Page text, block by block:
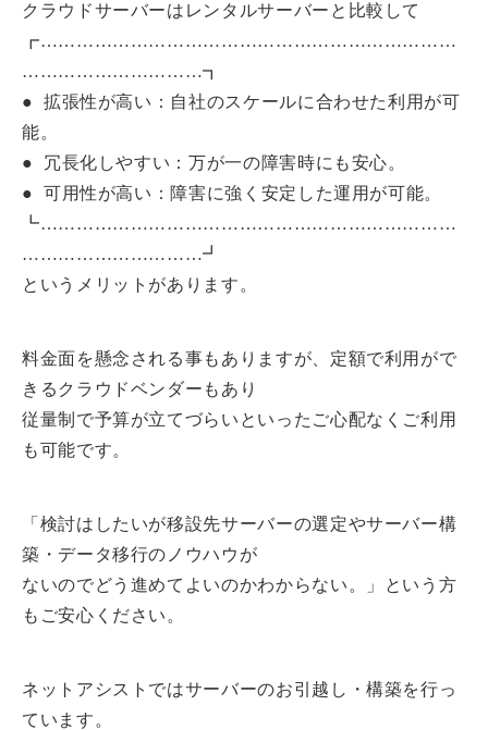
クラウドサーバーはレンタルサーバーと比較して
┏……………………………………………………………
…………………………┓
● 拡張性が高い：自社のスケールに合わせた利用が可
能。
● 冗長化しやすい：万が一の障害時にも安心。
● 可用性が高い：障害に強く安定した運用が可能。
┗……………………………………………………………
…………………………┛
というメリットがあります。
料金面を懸念される事もありますが、定額で利用がで
きるクラウドベンダーもあり
従量制で予算が立てづらいといったご心配なくご利用
も可能です。
「検討はしたいが移設先サーバーの選定やサーバー構
築・データ移行のノウハウが
ないのでどう進めてよいのかわからない。」という方
もご安心ください。
ネットアシストではサーバーのお引越し・構築を行っ
ています。